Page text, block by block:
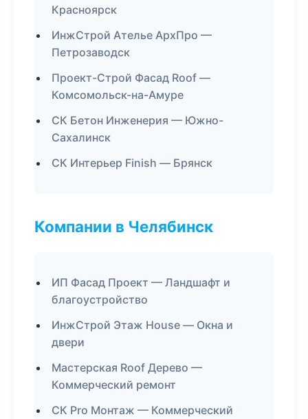
Красноярск
ИнжСтрой Ателье АрхПро —
Петрозаводск
Проект-Строй Фасад Roof —
Комсомольск-на-Амуре
СК Бетон Инженерия — Южно-
Сахалинск
СК Интерьер Finish — Брянск
Компании в Челябинск
ИП Фасад Проект — Ландшафт и
благоустройство
ИнжСтрой Этаж House — Окна и
двери
Мастерская Roof Дерево —
Коммерческий ремонт
СК Pro Монтаж — Коммерческий